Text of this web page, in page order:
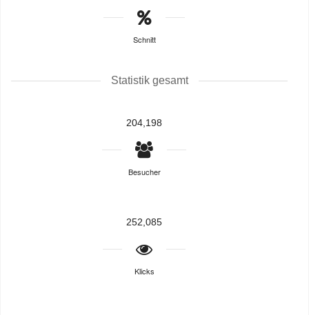
Schnitt
Statistik gesamt
204,198
Besucher
252,085
Klicks